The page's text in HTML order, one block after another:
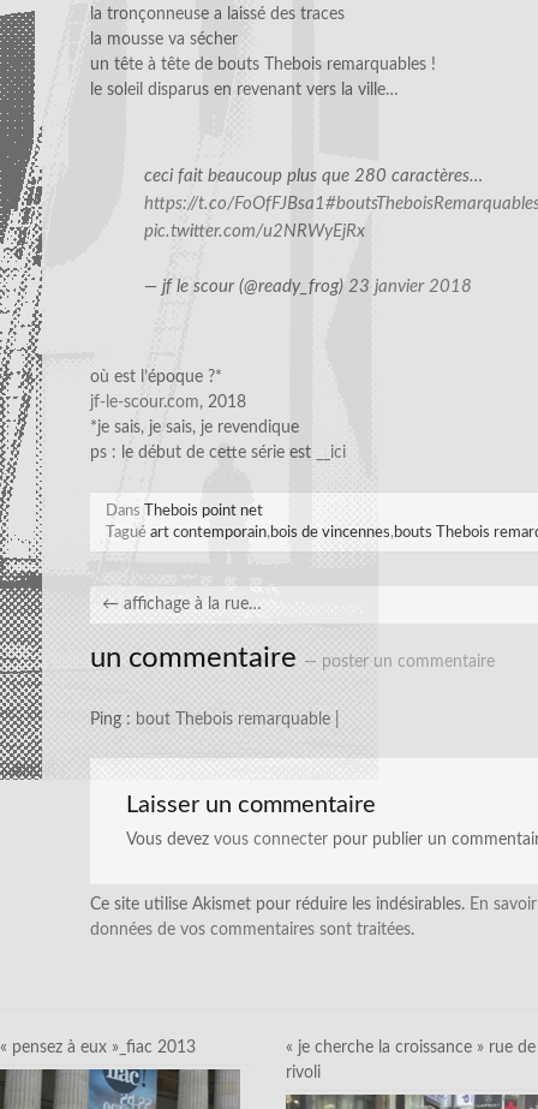
la tronçonneuse a laissé des traces
la mousse va sécher
un tête à tête de bouts Thebois remarquables !
le soleil disparus en revenant vers la ville…
ceci fait beaucoup plus que 280 caractères…
https://t.co/FoOfFJBsa1
pic.twitter.com/u2NRWyEjRx
— jf le scour (@ready_frog) 23 janvier 2018
où est l’époque ?*
jf-le-scour.com, 2018
*je sais, je sais, je revendique
ps : le début de cette série est
__ici
Dans
Thebois point net
Tagué art contemporain,bois de vincennes,bouts Thebois
← affichage à la rue…
un commentaire — poster un commentaire
Ping : bout Thebois remarquable |
Laisser un commentaire
Vous devez vous connecter pour publier un
Ce site utilise Akismet pour réduire les indésirables. En
données de vos commentaires sont traitées.
« pensez à eux »_fiac 2013
« je cherche la croissance » rue de
rivoli